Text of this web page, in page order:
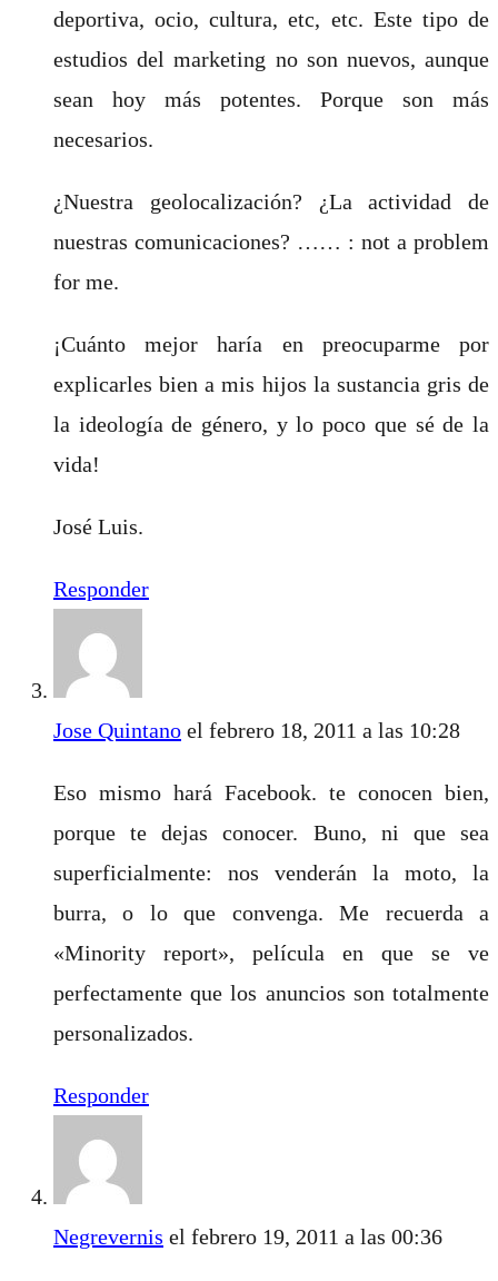
deportiva, ocio, cultura, etc, etc. Este tipo de
estudios del marketing no son nuevos, aunque
sean hoy más potentes. Porque son más
necesarios.
¿Nuestra geolocalización? ¿La actividad de
nuestras comunicaciones? …… : not a problem
for me.
¡Cuánto mejor haría en preocuparme por
explicarles bien a mis hijos la sustancia gris de
la ideología de género, y lo poco que sé de la
vida!
José Luis.
Responder
Jose Quintano el febrero 18, 2011 a las 10:28
Eso mismo hará Facebook. te conocen bien,
porque te dejas conocer. Buno, ni que sea
superficialmente: nos venderán la moto, la
burra, o lo que convenga. Me recuerda a
«Minority report», película en que se ve
perfectamente que los anuncios son totalmente
personalizados.
Responder
Negrevernis el febrero 19, 2011 a las 00:36